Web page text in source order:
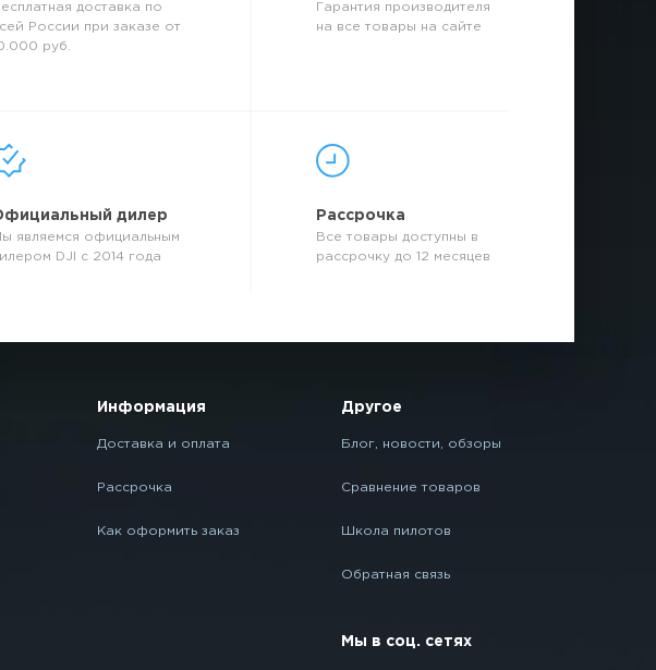
доставка по
России при заказе от
руб.
Гарантия производителя
на все товары на сайте
дилер
являемся официальным
DJI с 2014 года
Рассрочка
Все товары доступны в
рассрочку до 12 месяцев
Информация
Доставка и оплата
Рассрочка
Как оформить заказ
Другое
Блог, новости, обзоры
Сравнение товаров
Школа пилотов
Обратная связь
Мы в соц. сетях